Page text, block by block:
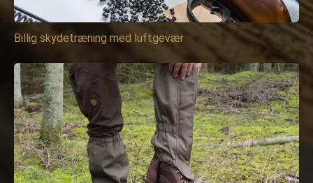
Billig skydetræning med luftgevær